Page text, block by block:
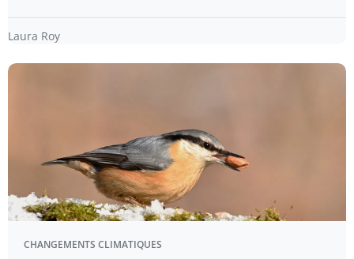
Laura Roy
CHANGEMENTS CLIMATIQUES